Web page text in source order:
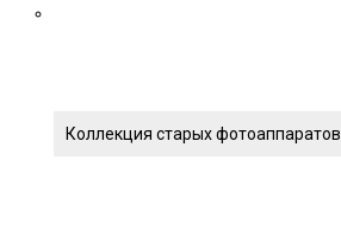
Коллекция старых фотоаппаратов